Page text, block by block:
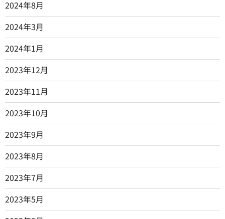
2024年8月
2024年3月
2024年1月
2023年12月
2023年11月
2023年10月
2023年9月
2023年8月
2023年7月
2023年5月